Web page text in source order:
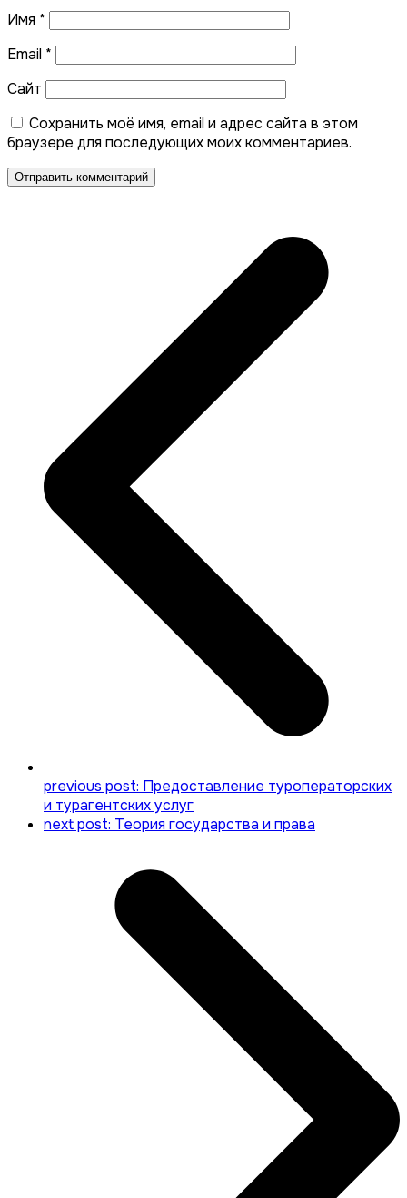
Имя *
Email *
Сайт
Сохранить моё имя, email и адрес сайта в этом
браузере для последующих моих комментариев.
previous post: Предоставление туроператорских
и турагентских услуг
next post: Теория государства и права